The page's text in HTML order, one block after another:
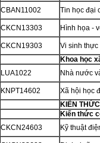
CBAN11002
Tin học đại
CKCN13303
Hình họa -
CKCN19303
Vi sinh thực
Khoa học
LUA1022
Nhà nước
KNPT14602
Xã hội học
KIẾN
Kiến thức
CKCN24603
Kỹ thuật